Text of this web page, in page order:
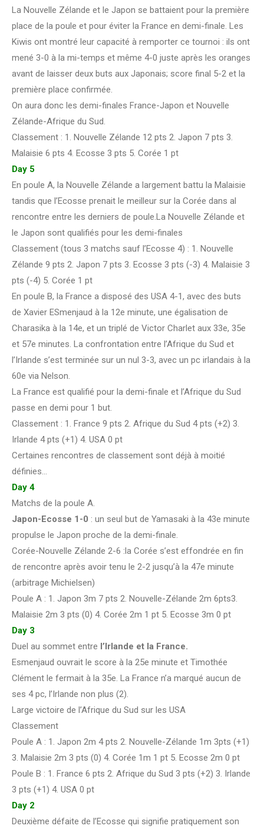
La Nouvelle Zélande et le Japon se battaient pour la première
place de la poule et pour éviter la France en demi-finale. Les
Kiwis ont montré leur capacité à remporter ce tournoi : ils ont
mené 3-0 à la mi-temps et même 4-0 juste après les oranges
avant de laisser deux buts aux Japonais; score final 5-2 et la
première place confirmée.
On aura donc les demi-finales France-Japon et Nouvelle
Zélande-Afrique du Sud.
Classement : 1. Nouvelle Zélande 12 pts 2. Japon 7 pts 3.
Malaisie 6 pts 4. Ecosse 3 pts 5. Corée 1 pt
Day 5
En poule A, la Nouvelle Zélande a largement battu la Malaisie
tandis que l’Ecosse prenait le meilleur sur la Corée dans al
rencontre entre les derniers de poule.La Nouvelle Zélande et
le Japon sont qualifiés pour les demi-finales
Classement (tous 3 matchs sauf l’Ecosse 4) : 1. Nouvelle
Zélande 9 pts 2. Japon 7 pts 3. Ecosse 3 pts (-3) 4. Malaisie 3
pts (-4) 5. Corée 1 pt
En poule B, la France a disposé des USA 4-1, avec des buts
de Xavier ESmenjaud à la 12e minute, une égalisation de
Charasika à la 14e, et un triplé de Victor Charlet aux 33e, 35e
et 57e minutes. La confrontation entre l’Afrique du Sud et
l’Irlande s’est terminée sur un nul 3-3, avec un pc irlandais à la
60e via Nelson.
La France est qualifié pour la demi-finale et l’Afrique du Sud
passe en demi pour 1 but.
Classement : 1. France 9 pts 2. Afrique du Sud 4 pts (+2) 3.
Irlande 4 pts (+1) 4. USA 0 pt
Certaines rencontres de classement sont déjà à moitié
définies…
Day 4
Matchs de la poule A.
Japon-Ecosse 1-0 : un seul but de Yamasaki à la 43e minute
propulse le Japon proche de la demi-finale.
Corée-Nouvelle Zélande 2-6 :la Corée s’est effondrée en fin
de rencontre après avoir tenu le 2-2 jusqu’à la 47e minute
(arbitrage Michielsen)
Poule A : 1. Japon 3m 7 pts 2. Nouvelle-Zélande 2m 6pts3.
Malaisie 2m 3 pts (0) 4. Corée 2m 1 pt 5. Ecosse 3m 0 pt
Day 3
Duel au sommet entre l’Irlande et la France.
Esmenjaud ouvrait le score à la 25e minute et Timothée
Clément le fermait à la 35e. La France n’a marqué aucun de
ses 4 pc, l’Irlande non plus (2).
Large victoire de l’Afrique du Sud sur les USA
Classement
Poule A : 1. Japon 2m 4 pts 2. Nouvelle-Zélande 1m 3pts (+1)
3. Malaisie 2m 3 pts (0) 4. Corée 1m 1 pt 5. Ecosse 2m 0 pt
Poule B : 1. France 6 pts 2. Afrique du Sud 3 pts (+2) 3. Irlande
3 pts (+1) 4. USA 0 pt
Day 2
Deuxième défaite de l’Ecosse qui signifie pratiquement son